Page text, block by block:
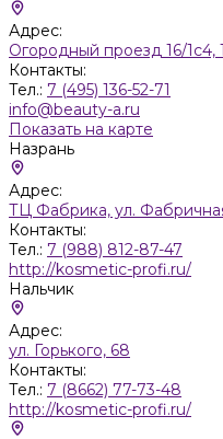
Адрес:
Огородный проезд 16/1с4,
Контакты:
Тел.: 7 (495) 136-52-71
info@beauty-a.ru
Показать на карте
Назрань
Адрес:
ТЦ Фабрика, ул.
Контакты:
Тел.: 7 (988) 812-87-47
http://kosmetic-profi.ru/
Нальчик
Адрес:
ул. Горького, 68
Контакты:
Тел.: 7 (8662) 77-73-48
http://kosmetic-profi.ru/